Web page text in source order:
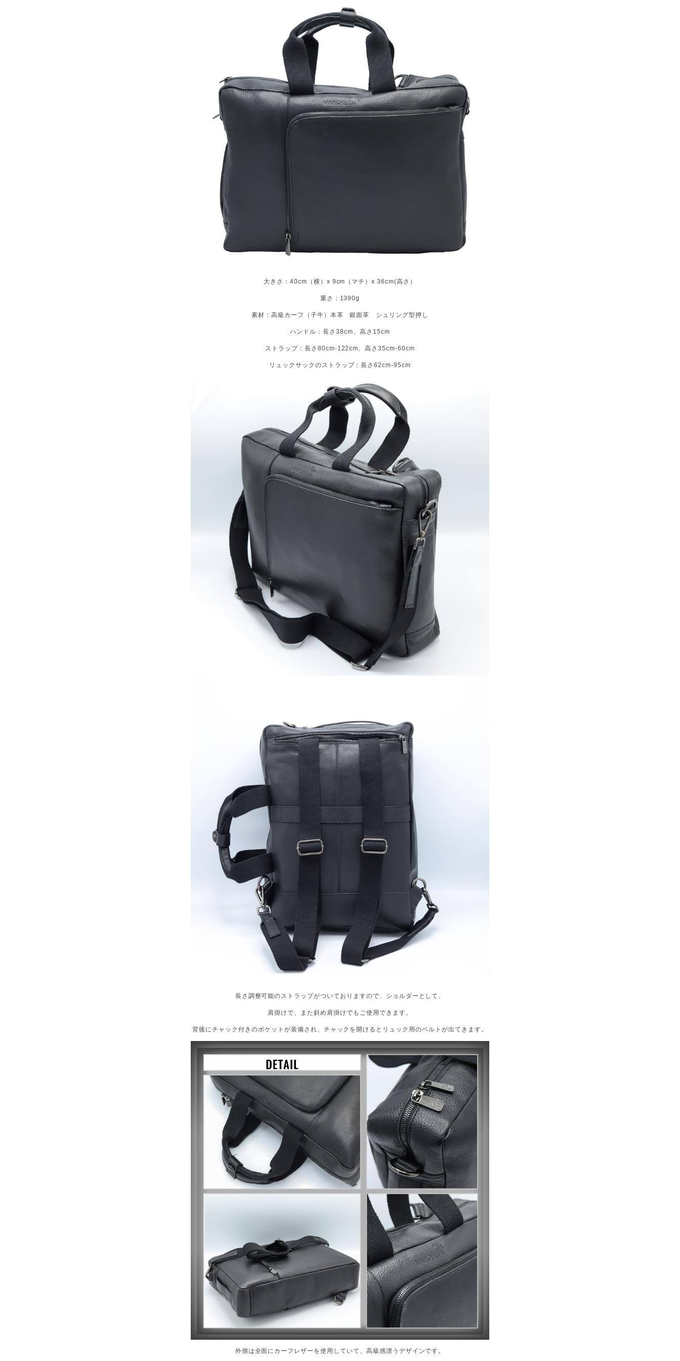
大きさ：40cm（横）x 9cm（マチ）x 36cm(高さ）
重さ：1390g
素材：高級カーフ（子牛）本革 銀面革 シュリング型押し
ハンドル：長さ38cm、高さ15cm
ストラップ：長さ80cm-122cm、高さ35cm-60cm
リュックサックのストラップ：長さ62cm-95cm
長さ調整可能のストラップがついておりますので、ショルダーとして、
肩掛けで、また斜め肩掛けでもご使用できます。
背後にチャック付きのポケットが装備され、チャックを開けるとリュック用のベルトが出てきます。
外側は全面にカーフレザーを使用していて、高級感漂うデザインです。